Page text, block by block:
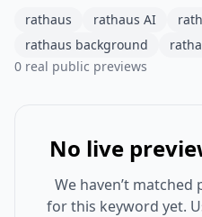
rathaus rathaus AI
rathaus background
0 real public previews
No live
We haven’t
for this keyword yet.